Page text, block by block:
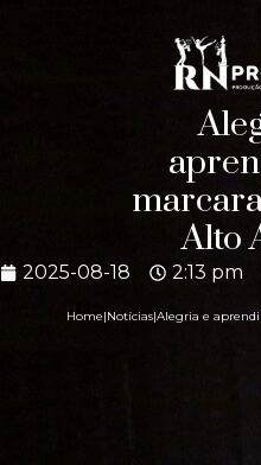
Alto
2025-08-18 2:13 pm
Home|Notícias|Alegria e